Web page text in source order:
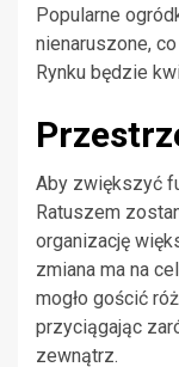
Popularne
nienaruszone,
Rynku będzie
Aby zwiększyć
Ratuszem
organizację
zmiana ma na
mogło gościć
przyciągając
zewnątrz.